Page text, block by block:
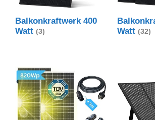
Balkonkraftwerk 400
Watt (3)
Watt (32)